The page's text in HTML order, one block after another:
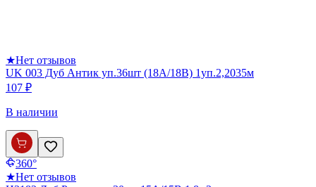
★Нет отзывов
UK 003 Дуб Антик уп.36шт (18А/18В) 1уп.2,2035м
107 ₽
В наличии
360°
★Нет отзывов